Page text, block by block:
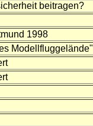
beitragen?
1998
Modellfluggelände"